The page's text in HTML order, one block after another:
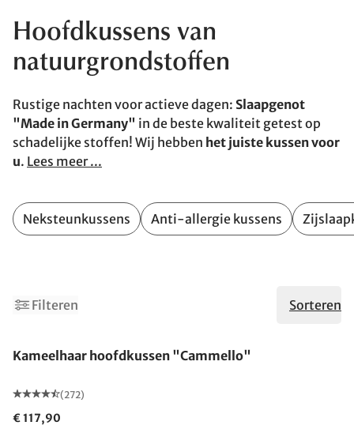
Hoofdkussens van
natuurgrondstoffen
Rustige nachten voor actieve dagen: Slaapgenot
"Made in Germany" in de beste kwaliteit getest op
schadelijke stoffen! Wij hebben het juiste kussen voor
u. Lees meer ...
Neksteunkussens Anti-allergie kussens
Filteren Sorteren
Kameelhaar hoofdkussen "Cammello"
(272)
€ 117,90